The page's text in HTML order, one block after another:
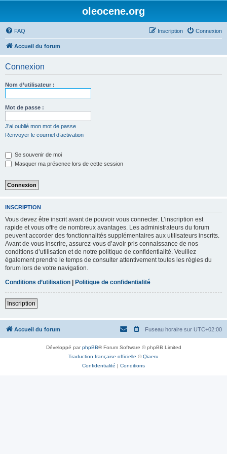
oleocene.org
FAQ Connexion
Inscription
Accueil du forum
Connexion
Nom d’utilisateur :
Mot de passe :
J’ai oublié mon mot de passe
Renvoyer le courriel d’activation
Se souvenir de moi
Masquer ma présence lors de cette session
INSCRIPTION
Vous devez être inscrit avant de pouvoir vous connecter. L’inscription est
rapide et vous offre de nombreux avantages. Les administrateurs du forum
peuvent accorder des fonctionnalités supplémentaires aux utilisateurs inscrits.
Avant de vous inscrire, assurez-vous d’avoir pris connaissance de nos
conditions d’utilisation et de notre politique de confidentialité. Veuillez
également prendre le temps de consulter attentivement toutes les règles du
forum lors de votre navigation.
Conditions d’utilisation | Politique de confidentialité
Inscription
Accueil du forum Fuseau horaire sur UTC+02:00
Développé parphpBB® Forum Software © phpBB Limited
Traduction française officielle ©Qiaeru
Confidentialité | Conditions